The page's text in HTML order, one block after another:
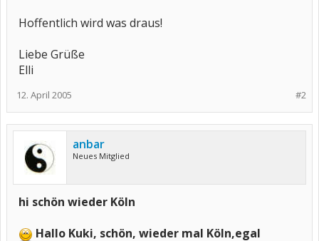
Hoffentlich wird was draus!
Liebe Grüße
Elli
#2
12. April 2005
anbar
Neues Mitglied
hi schön wieder Köln
Hallo Kuki, schön, wieder mal Köln,egal